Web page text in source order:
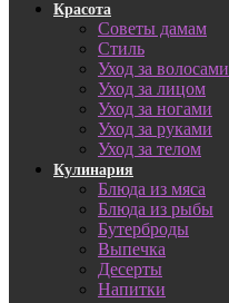
Красота
Советы дамам
Стиль
Уход за волосами
Уход за лицом
Уход за ногами
Уход за руками
Уход за телом
Кулинария
Блюда из мяса
Блюда из рыбы
Бутерброды
Выпечка
Десерты
Напитки